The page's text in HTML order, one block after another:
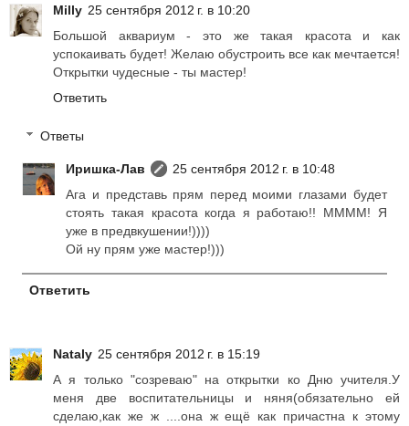
Milly 25 сентября 2012 г. в 10:20
Большой аквариум - это же такая красота и как
успокаивать будет! Желаю обустроить все как мечтается!
Открытки чудесные - ты мастер!
Ответить
Ответы
Иришка-Лав
25 сентября 2012 г. в 10:48
Ага и представь прям перед моими глазами будет
стоять такая красота когда я работаю!! ММММ! Я
уже в предвкушении!))))
Ой ну прям уже мастер!)))
Ответить
Nataly 25 сентября 2012 г. в 15:19
А я только "созреваю" на открытки ко Дню учителя.У
меня две воспитательницы и няня(обязательно ей
сделаю,как же ж ....она ж ещё как причастна к этому